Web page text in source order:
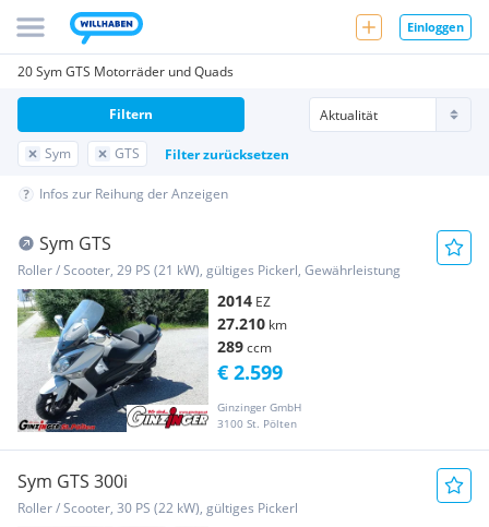
Einloggen
20 Sym GTS Motorräder und Quads
Sym GTS Filter zurücksetzen
Filtern
Infos zur Reihung der Anzeigen
Sym GTS
Roller / Scooter, 29 PS (21 kW), gültiges Pickerl, Gewährleistung
2014 EZ
27.210 km
289ccm
Ginzinger GmbH
3100 St. Pölten
€ 2.599
Sym GTS 300i
Roller / Scooter, 30 PS (22 kW), gültiges Pickerl